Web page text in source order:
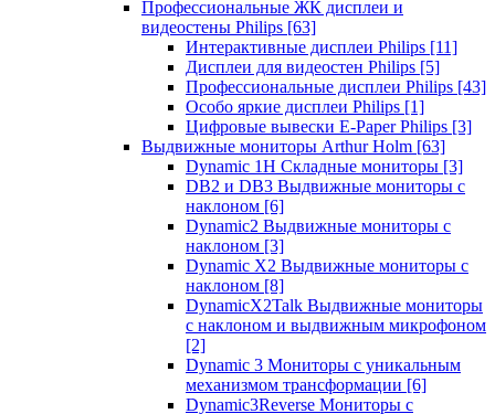
Профессиональные ЖК дисплеи и
видеостены Philips [63]
Интерактивные дисплеи Philips [11]
Дисплеи для видеостен Philips [5]
Профессиональные дисплеи Philips [43]
Особо яркие дисплеи Philips [1]
Цифровые вывески E-Paper Philips [3]
Выдвижные мониторы Arthur Holm [63]
Dynamic 1Н Складные мониторы [3]
DB2 и DB3 Выдвижные мониторы с
наклоном [6]
Dynamic2 Выдвижные мониторы с
наклоном [3]
Dynamic X2 Выдвижные мониторы с
наклоном [8]
DynamicX2Talk Выдвижные мониторы
с наклоном и выдвижным микрофоном
[2]
Dynamic 3 Мониторы с уникальным
механизмом трансформации [6]
Dynamic3Reverse Мониторы с